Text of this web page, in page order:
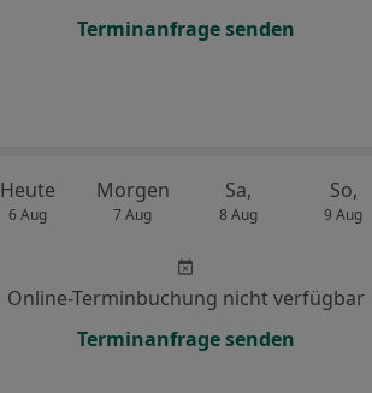
Terminanfrage senden
Heute
6 Aug
Morgen
7 Aug
Sa,
8 Aug
So,
9 Aug
Online-Terminbuchung nicht verfügbar
Terminanfrage senden